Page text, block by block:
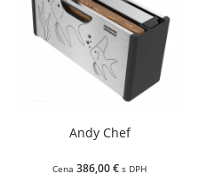
Andy Chef
Cena 386,00 € s DPH